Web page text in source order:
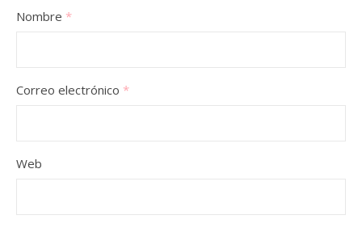
Nombre *
Correo electrónico *
Web